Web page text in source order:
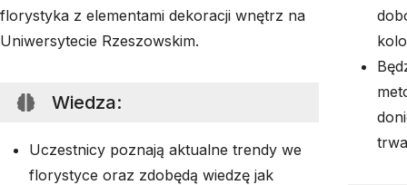
florystyka z elementami dekoracji wnętrz na
Uniwersytecie Rzeszowskim.
Wiedza:
Uczestnicy poznają aktualne trendy we
florystyce oraz zdobędą wiedzę jak